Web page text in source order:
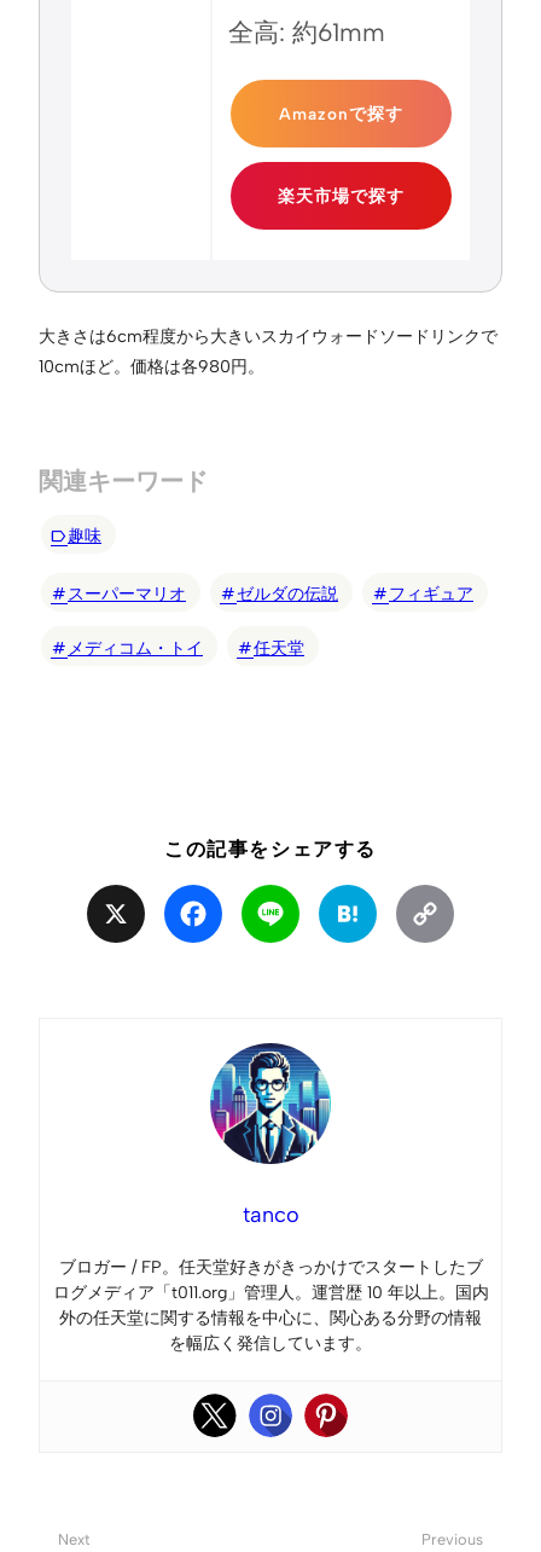
全高: 約61mm
Amazonで探す
楽天市場で探す
大きさは6cm程度から大きいスカイウォードソードリンクで
10cmほど。価格は各980円。
関連キーワード
趣味
スーパーマリオ ゼルダの伝説 フィギュア
メディコム・トイ 任天堂
この記事をシェアする
Facebook Line Hatena
tanco
ブロガー / FP。任天堂好きがきっかけでスタートしたブ
ログメディア「t011.org」管理人。運営歴 10 年以上。国内
外の任天堂に関する情報を中心に、関心ある分野の情報
を幅広く発信しています。
Next Previous